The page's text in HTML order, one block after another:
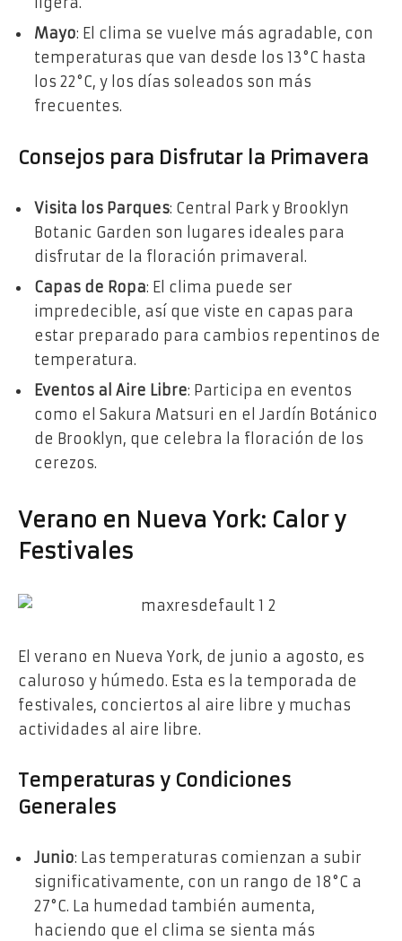
Mayo: El clima se vuelve más agradable, con
temperaturas que van desde los 13°C hasta
los 22°C, y los días soleados son más
frecuentes.
Consejos para Disfrutar la Primavera
Visita los Parques: Central Park y Brooklyn
Botanic Garden son lugares ideales para
disfrutar de la floración primaveral.
Capas de Ropa: El clima puede ser
impredecible, así que viste en capas para
estar preparado para cambios repentinos de
temperatura.
Eventos al Aire Libre: Participa en eventos
como el Sakura Matsuri en el Jardín Botánico
de Brooklyn, que celebra la floración de los
cerezos.
Verano en Nueva York: Calor y
Festivales
El verano en Nueva York, de junio a agosto, es
caluroso y húmedo. Esta es la temporada de
festivales, conciertos al aire libre y muchas
actividades al aire libre.
Temperaturas y Condiciones
Generales
Junio: Las temperaturas comienzan a subir
significativamente, con un rango de 18°C a
27°C. La humedad también aumenta,
haciendo que el clima se sienta más